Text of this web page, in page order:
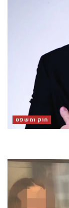
חוק ומשפט